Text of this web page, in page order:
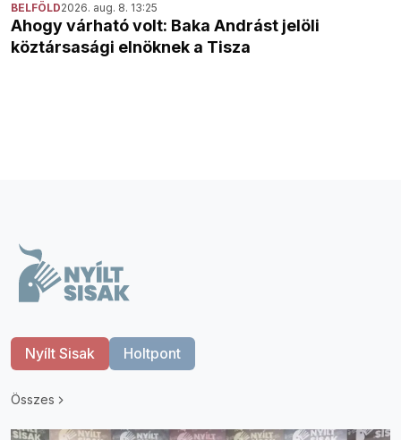
BELFÖLD2026. aug. 8. 13:25
Ahogy várható volt: Baka Andrást jelöli
köztársasági elnöknek a Tisza
Nyílt Sisak Holtpont
Összes